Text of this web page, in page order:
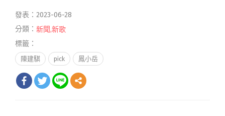
發表：2023-06-28
分類： 新聞,新歌
標籤：
陳建騏 pick 鳳小岳